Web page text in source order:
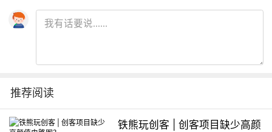
推荐阅读
铁熊玩创客 | 创客项目缺少高颜